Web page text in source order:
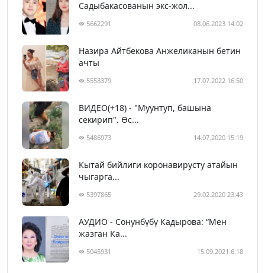
Садыбакасованын экс-жол...
5662291 08.06.2023 14:02
Назира Айтбекова Анжеликанын бетин
ачты
5558379 17.07.2022 16:50
ВИДЕО(+18) - "Муунтуп, башына
секирип". Өс...
5486973 14.07.2020 15:19
Кытай бийлиги коронавирусту атайын
чыгарга...
5397865 29.02.2020 23:43
АУДИО - Сонунбүбү Кадырова: “Мен
жазган Ка...
5045931 15.09.2021 6:18